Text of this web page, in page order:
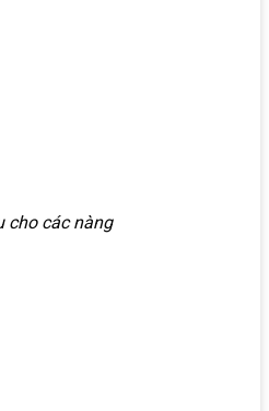
cho các nàng